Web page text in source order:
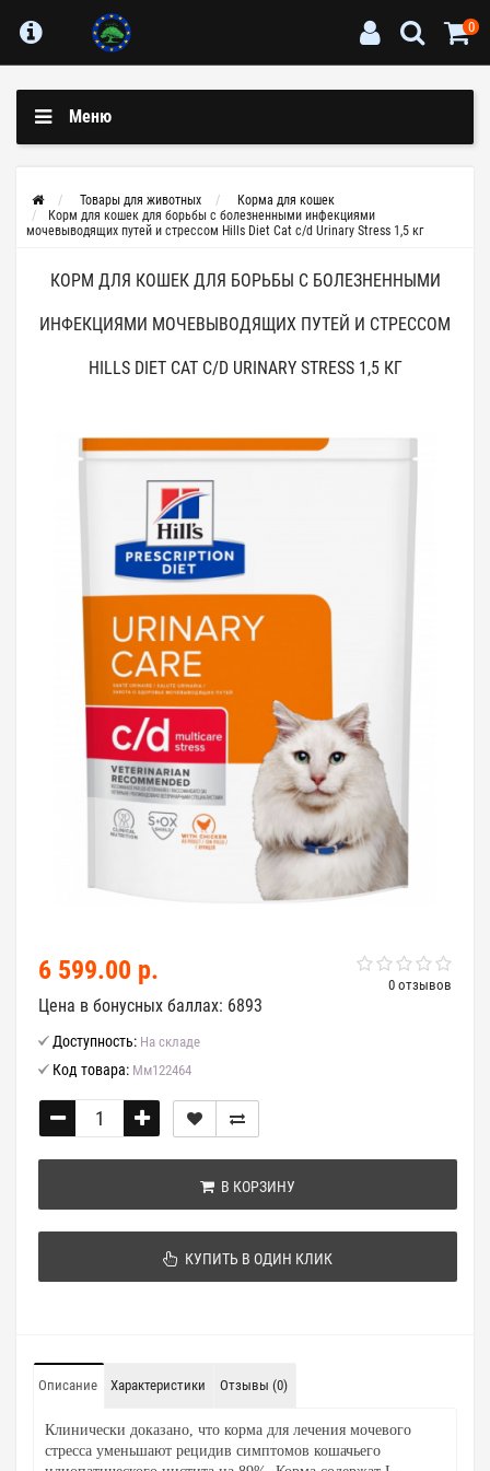
0
Меню
Товары для животных
Корма для кошек
Корм для кошек для борьбы с болезненными инфекциями
мочевыводящих путей и стрессом Hills Diet Cat c/d Urinary Stress 1,5 кг
КОРМ ДЛЯ КОШЕК ДЛЯ БОРЬБЫ С БОЛЕЗНЕННЫМИ
ИНФЕКЦИЯМИ МОЧЕВЫВОДЯЩИХ ПУТЕЙ И СТРЕССОМ
HILLS DIET CAT C/D URINARY STRESS 1,5 КГ
0 отзывов
6 599.00 р.
Цена в бонусных баллах: 6893
Доступность: На складе
Код товара: Мм122464
В КОРЗИНУ
КУПИТЬ В ОДИН КЛИК
Описание Характеристики Отзывы (0)
Клинически доказано, что корма для лечения мочевого
стресса уменьшают рецидив симптомов кошачьего